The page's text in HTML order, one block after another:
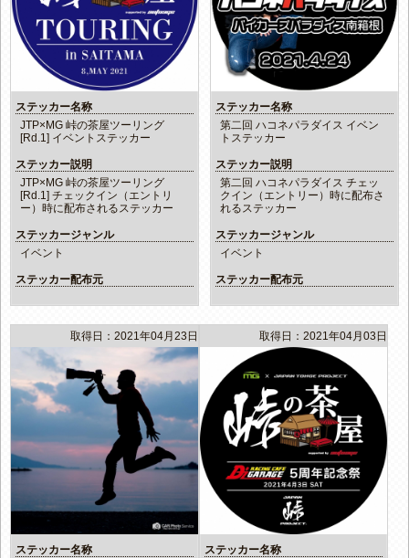
ステッカー名称
JTP×MG 峠の茶屋ツーリング
[Rd.1] イベントステッカー
ステッカー説明
JTP×MG 峠の茶屋ツーリング
[Rd.1] チェックイン（エントリ
ー）時に配布されるステッカー
ステッカージャンル
イベント
ステッカー配布元
ステッカー名称
第二回 ハコネパラダイス イベン
トステッカー
ステッカー説明
第二回 ハコネパラダイス チェッ
クイン（エントリー）時に配布さ
れるステッカー
ステッカージャンル
イベント
ステッカー配布元
取得日：2021年04月23日
ステッカー名称
取得日：2021年04月03日
ステッカー名称